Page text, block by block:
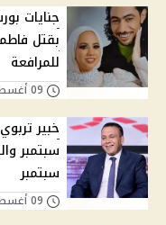
جنايات
للمرافعة
سبتمبر